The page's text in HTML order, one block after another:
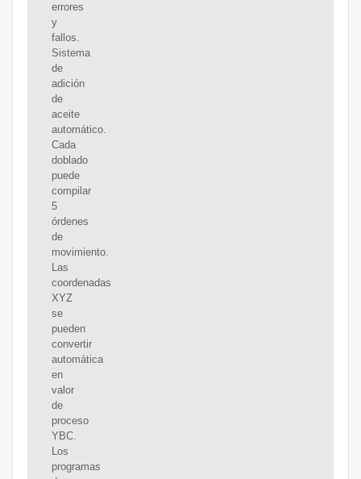
errores
y
fallos.
Sistema
de
adición
de
aceite
automático.
Cada
doblado
puede
compilar
5
órdenes
de
movimiento.
Las
coordenadas
XYZ
se
pueden
convertir
automática
en
valor
de
proceso
YBC.
Los
programas